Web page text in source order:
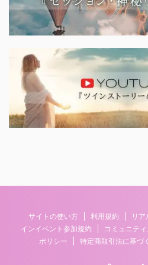
サイトの使い方 利用規約 リ
インイベント参加規約
コミュニテ
ポリシー
特定商取引法に基づ